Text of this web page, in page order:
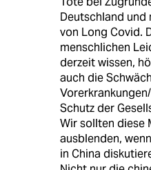
Deutschland und
von Long Covid.
menschlichen
derzeit wissen,
auch die
Schutz der
Wir sollten diese
ausblenden,
in China